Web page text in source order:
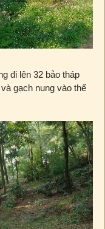
đi lên 32 bảo tháp
gạch nung vào thế